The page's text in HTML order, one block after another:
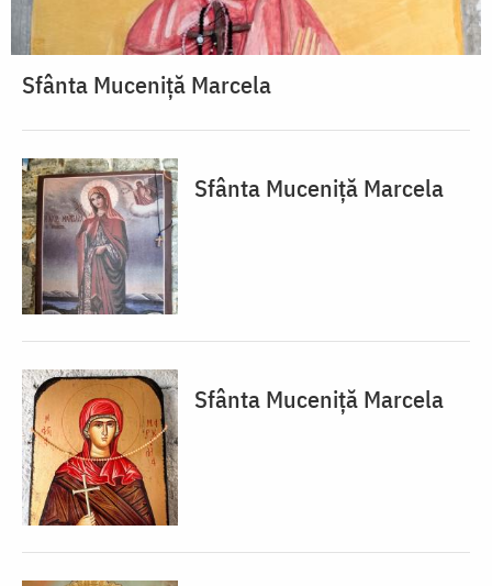
Sfânta Muceniță Marcela
Sfânta Muceniță Marcela
Sfânta Muceniță Marcela